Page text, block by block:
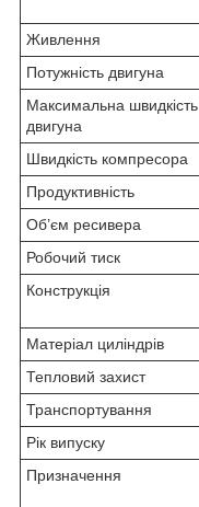
Живлення
Потужність двигуна
Максимальна швидкість
двигуна
Швидкість компресора
Продуктивність
Об’єм ресивера
Робочий тиск
Конструкція
Матеріал циліндрів
Тепловий захист
Транспортування
Рік випуску
Призначення